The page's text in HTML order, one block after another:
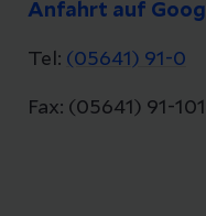
Anfahrt auf
Tel: (05641) 91-0
Fax: (05641) 91-